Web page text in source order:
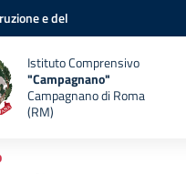
e del
Istituto Comprensivo
"Campagnano"
Campagnano di Roma
(RM)